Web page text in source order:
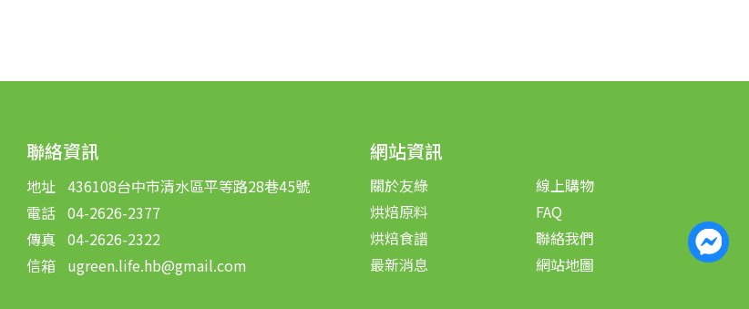
聯絡資訊
地址 436108台中市清水區平等路28巷45號
電話 04-2626-2377
傳真 04-2626-2322
信箱 ugreen.life.hb@gmail.com
網站資訊
關於友綠
烘焙原料
烘焙食譜
最新消息
線上購物
FAQ
聯絡我們
網站地圖